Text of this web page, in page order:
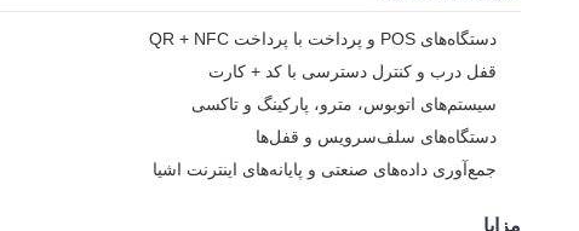
دستگاه‌های POS و پرداخت با پرداخت QR + NFC
قفل درب و کنترل دسترسی با کد + کارت
سیستم‌های اتوبوس، مترو، پارکینگ و تاکسی
دستگاه‌های سلف‌سرویس و قفل‌ها
جمع‌آوری داده‌های صنعتی و پایانه‌های اینترنت اشیا
مزایا